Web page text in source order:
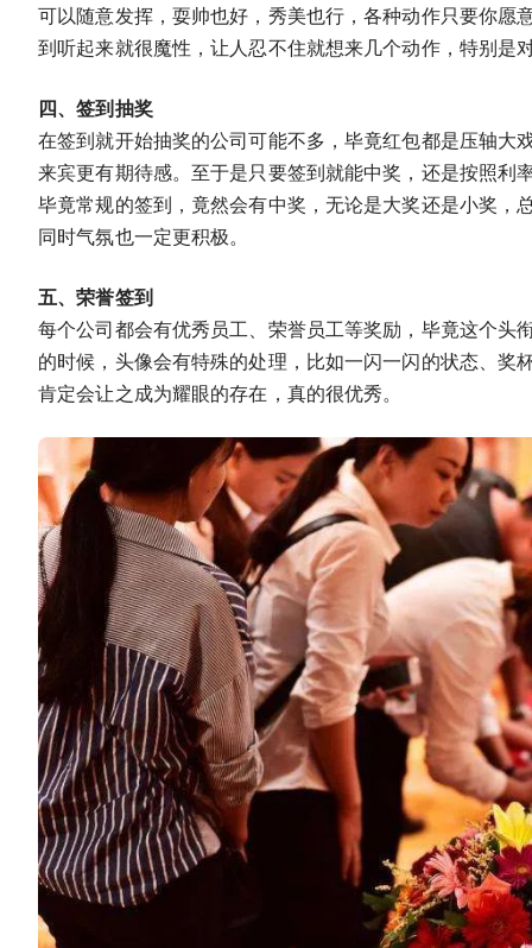
可以随意发挥，耍帅也好，秀美也行，各种动作只要你
到听起来就很魔性，让人忍不住就想来几个动作，特别是
四、签到抽奖
在签到就开始抽奖的公司可能不多，毕竟红包都是压轴
来宾更有期待感。至于是只要签到就能中奖，还是按照
毕竟常规的签到，竟然会有中奖，无论是大奖还是小奖
同时气氛也一定更积极。
五、荣誉签到
每个公司都会有优秀员工、荣誉员工等奖励，毕竟这个
的时候，头像会有特殊的处理，比如一闪一闪的状态、
肯定会让之成为耀眼的存在，真的很优秀。